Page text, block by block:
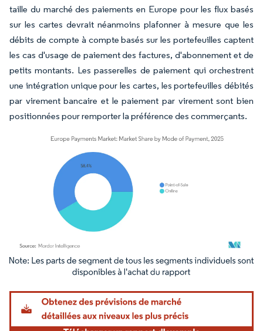
taille du marché des paiements en Europe pour les flux basés
sur les cartes devrait néanmoins plafonner à mesure que les
débits de compte à compte basés sur les portefeuilles captent
les cas d'usage de paiement des factures, d'abonnement et de
petits montants. Les passerelles de paiement qui orchestrent
une intégration unique pour les cartes, les portefeuilles débités
par virement bancaire et le paiement par virement sont bien
positionnées pour remporter la préférence des commerçants.
Image © Mordor Intelligence. La réutilisation nécessite une attribution sous CC BY